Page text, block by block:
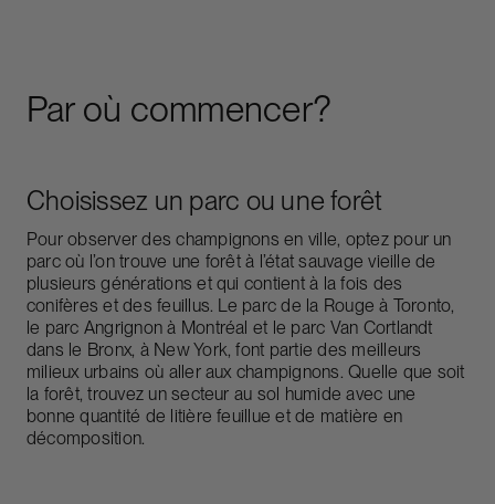
Par où commencer?
Choisissez un parc ou une forêt
Pour observer des champignons en ville, optez pour un
parc où l’on trouve une forêt à l’état sauvage vieille de
plusieurs générations et qui contient à la fois des
conifères et des feuillus. Le parc de la Rouge à Toronto,
le parc Angrignon à Montréal et le parc Van Cortlandt
dans le Bronx, à New York, font partie des meilleurs
milieux urbains où aller aux champignons. Quelle que soit
la forêt, trouvez un secteur au sol humide avec une
bonne quantité de litière feuillue et de matière en
décomposition.